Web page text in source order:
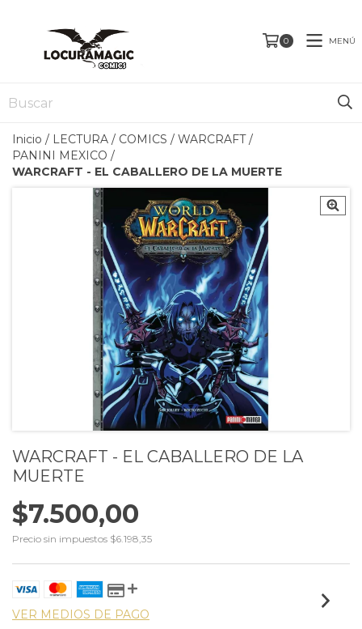
0 MENÚ
Inicio / LECTURA / COMICS / WARCRAFT /
PANINI MEXICO /
WARCRAFT - EL CABALLERO DE LA MUERTE
WARCRAFT - EL CABALLERO DE LA
MUERTE
$7.500,00
Precio sin impuestos $6.198,35
VER MEDIOS DE PAGO